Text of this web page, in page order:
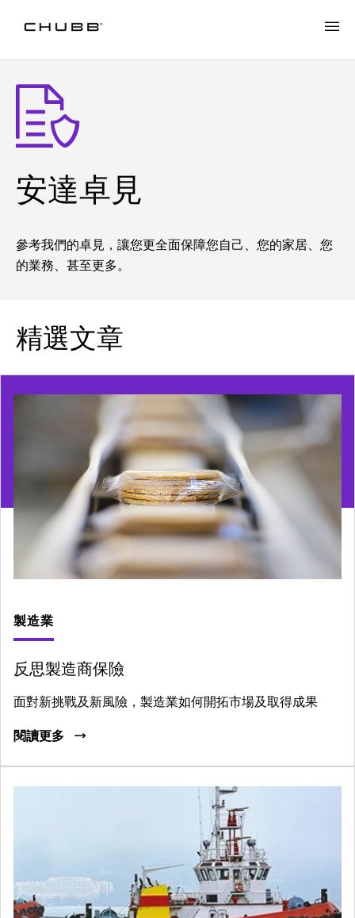
安達卓見
參考我們的卓見，讓您更全面保障您自己、您的家居、您
的業務、甚至更多。
精選文章
製造業
反思製造商保險
面對新挑戰及新風險，製造業如何開拓市場及取得成果
閱讀更多